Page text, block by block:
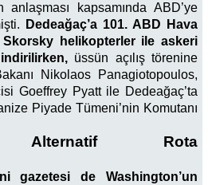
kapsamında ABD’ye
Dedeağaç’a 101. ABD Hava
Skorsky helikopterler ile askeri
üssün açılış törenine
Nikolaos Panagiotopoulos,
Goeffrey Pyatt ile Dedeağaç’ta
Piyade Tümeni’nin Komutanı
Alternatif Rota
gazetesi de Washington’un